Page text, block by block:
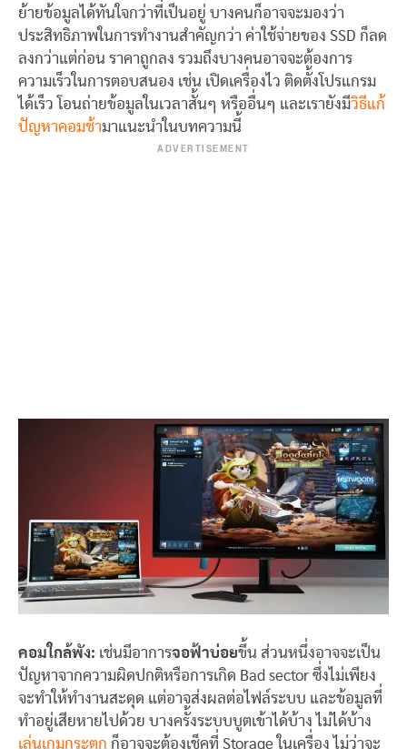
ย้ายข้อมูลได้ทันใจกว่าที่เป็นอยู่ บางคนก็อาจจะมองว่า
ประสิทธิภาพในการทำงานสำคัญกว่า ค่าใช้จ่ายของ SSD ก็ลด
ลงกว่าแต่ก่อน ราคาถูกลง รวมถึงบางคนอาจจะต้องการ
ความเร็วในการตอบสนอง เช่น เปิดเครื่องไว ติดตั้งโปรแกรม
ได้เร็ว โอนถ่ายข้อมูลในเวลาสั้นๆ หรืออื่นๆ และเรายังมีวิธีแก้
ปัญหาคอมช้ามาแนะนำในบทความนี้
ADVERTISEMENT
คอมใกล้พัง: เช่นมีอาการจอฟ้าบ่อยขึ้น ส่วนหนึ่งอาจจะเป็น
ปัญหาจากความผิดปกติหรือการเกิด Bad sector ซึ่งไม่เพียง
จะทำให้ทำงานสะดุด แต่อาจส่งผลต่อไฟล์ระบบ และข้อมูลที่
ทำอยู่เสียหายไปด้วย บางครั้งระบบบูตเข้าได้บ้าง ไม่ได้บ้าง
เล่นเกมกระตุก ก็อาจจะต้องเช็คที่ Storage ในเครื่อง ไม่ว่าจะ